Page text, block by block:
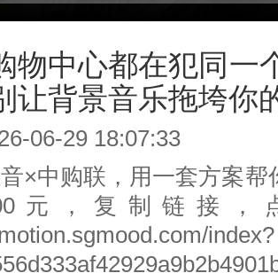
物中心都在犯同一
让背景音乐拖垮你
06-29 18:07:33
×中购联，用一套方案帮
元，复制链接，
index?